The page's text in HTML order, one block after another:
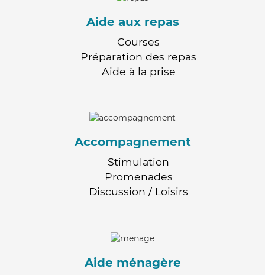
Aide aux repas
Courses
Préparation des repas
Aide à la prise
Accompagnement
Stimulation
Promenades
Discussion / Loisirs
Aide ménagère